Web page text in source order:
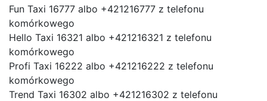
Fun Taxi 16777 albo +421216777 z telefonu
komórkowego
Hello Taxi 16321 albo +421216321 z telefonu
komórkowego
Profi Taxi 16222 albo +421216222 z telefonu
komórkowego
Trend Taxi 16302 albo +421216302 z telefonu